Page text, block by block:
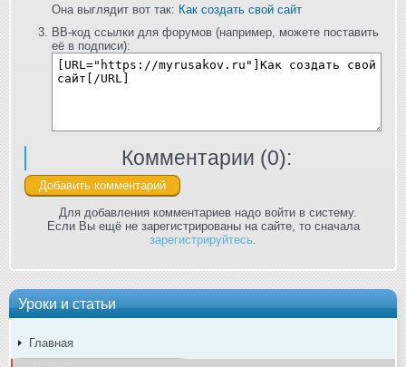
Уроки и статьи
Главная
Она выглядит вот так: Как создать свой сайт
BB-код ссылки для форумов (например, можете поставить
её в подписи):
Комментарии (0):
Для добавления комментариев надо войти в систему.
Если Вы ещё не зарегистрированы на сайте, то сначала
зарегистрируйтесь.